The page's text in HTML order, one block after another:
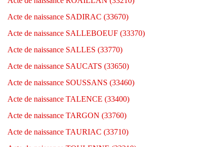
Acte de naissance SADIRAC (33670)
Acte de naissance SALLEBOEUF (33370)
Acte de naissance SALLES (33770)
Acte de naissance SAUCATS (33650)
Acte de naissance SOUSSANS (33460)
Acte de naissance TALENCE (33400)
Acte de naissance TARGON (33760)
Acte de naissance TAURIAC (33710)